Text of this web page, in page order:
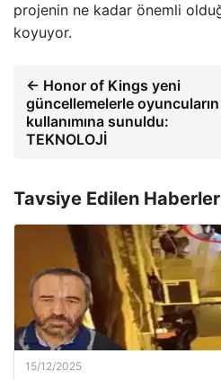
projenin ne kadar önemli
koyuyor.
← Honor of Kings yeni
güncellemelerle oyuncuların
kullanımına sunuldu:
TEKNOLOJİ
Tavsiye Edilen Haberler
15/12/2025